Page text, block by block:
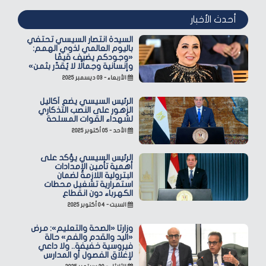
أحدث الأخبار
السيدة انتصار السيسي تحتفي
باليوم العالمي لذوي الهمم:
«وجودكم يضيف قيمًا
وإنسانية وجمالًا لا يُقدّر بثمن»
الأربعاء - ٠٣ ديسمبر ٢٠٢٥
الرئيس السيسي يضع أكاليل
الزهور على النصب التذكاري
لشهداء القوات المسلحة
الأحد - ٠٥ أكتوبر ٢٠٢٥
الرئيس السيسي يؤكد على
أهمية تأمين الإمدادات
البترولية اللازمة لضمان
استمرارية تشغيل محطات
الكهرباء دون انقطاع
السبت - ٠٤ أكتوبر ٢٠٢٥
وزارتا «الصحة والتعليم»: مرض
«اليد والقدم والفم» حالة
فيروسية خفيفة.. ولا داعي
لإغلاق الفصول أو المدارس